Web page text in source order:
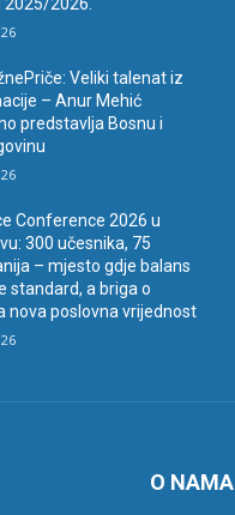
Veliki talenat iz
– Anur Mehić
predstavlja Bosnu i
Conference 2026 u
300 učesnika, 75
– mjesto gdje balans
standard, a briga o
nova poslovna vrijednost
O NAMA